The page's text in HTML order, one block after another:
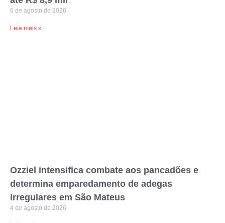
6 de agosto de 2026
Leia mais »
Ozziel intensifica combate aos pancadões e
determina emparedamento de adegas
irregulares em São Mateus
4 de agosto de 2026